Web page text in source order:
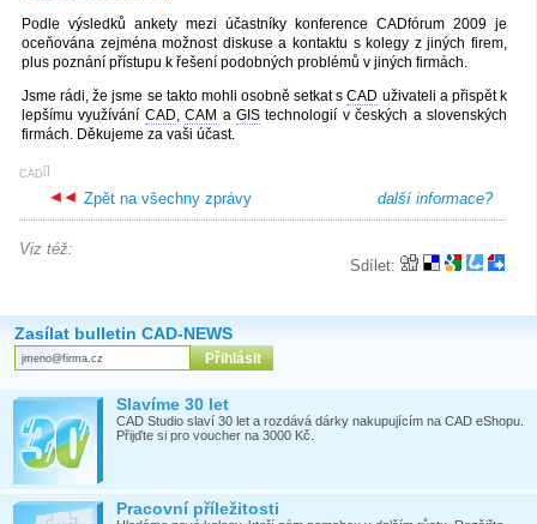
Podle výsledků ankety mezi účastníky konference CADfórum 2009 je
oceňována zejména možnost diskuse a kontaktu s kolegy z jiných firem,
plus poznání přístupu k řešení podobných problémů v jiných firmách.
Jsme rádi, že jsme se takto mohli osobně setkat sCAD uživateli a přispět k
lepšímu využívání CAD ,CAM aGIS technologií v českých a slovenských
firmách. Děkujeme za vaši účast.
[
CAD ]
další informace?
Zpět na všechny zprávy
Sdílet:
Viz též:
Zasílat bulletin CAD-NEWS
Slavíme 30 let
CAD Studio slaví 30 let a rozdává dárky nakupujícím na CAD eShopu.
Přijďte si pro voucher na 3000 Kč.
Pracovní příležitosti